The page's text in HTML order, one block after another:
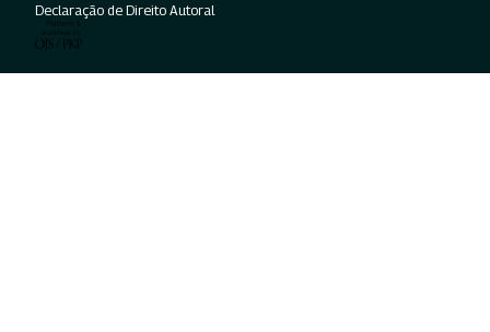
Declaração de Direito Autoral